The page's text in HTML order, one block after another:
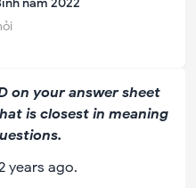
on your answer sheet
is closest in meaning
years ago.
năm 2022